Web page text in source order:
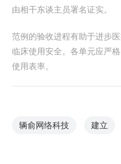
由相干东谈主员署名证实。
范例的验收进程有助于进步
临床使用安全。各单元应严
使用表率。
辆俞网络科技 建立